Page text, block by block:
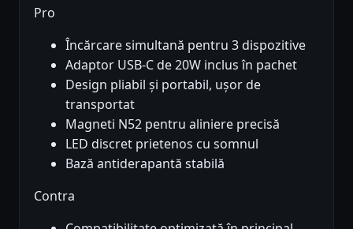
Pro
Încărcare simultană pentru 3 dispozitive
Adaptor USB-C de 20W inclus în pachet
Design pliabil și portabil, ușor de
transportat
Magneti N52 pentru aliniere precisă
LED discret prietenos cu somnul
Bază antiderapantă stabilă
Contra